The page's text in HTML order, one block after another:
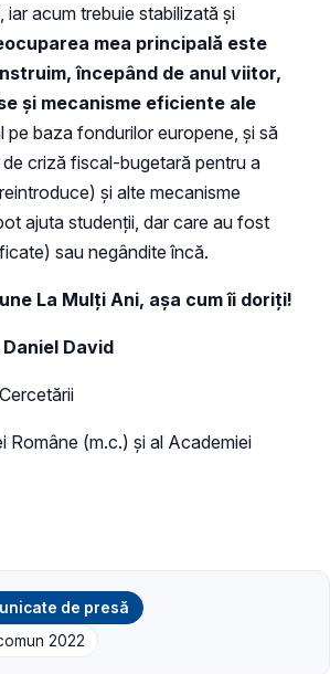
acum trebuie stabilizată și
mea principală este
începând de anul viitor,
și mecanisme eficiente ale
pe baza fondurilor europene, și să
criză fiscal-bugetară pentru a
și alte mecanisme
ajuta studenții, dar care au fost
sau negândite încă.
La Mulți Ani, așa cum îi doriți!
David
Române (m.c.) și al Academiei
de presă
2022